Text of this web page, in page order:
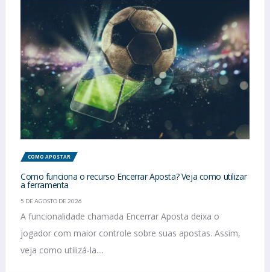
COMO APOSTAR
Como funciona o recurso Encerrar Aposta? Veja como utilizar
a ferramenta
5 DE AGOSTO DE 2026
A funcionalidade chamada Encerrar Aposta deixa o
jogador com maior controle sobre suas apostas. Assim,
veja como utilizá-la....